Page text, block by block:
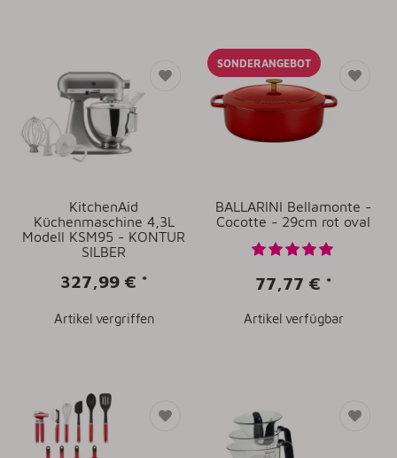
KitchenAid
Küchenmaschine 4,3L
Modell KSM95 - KONTUR
SILBER
327,99 € *
Artikel vergriffen
SONDERANGEBOT
BALLARINI Bellamonte -
Cocotte - 29cm rot oval
77,77 € *
Artikel verfügbar